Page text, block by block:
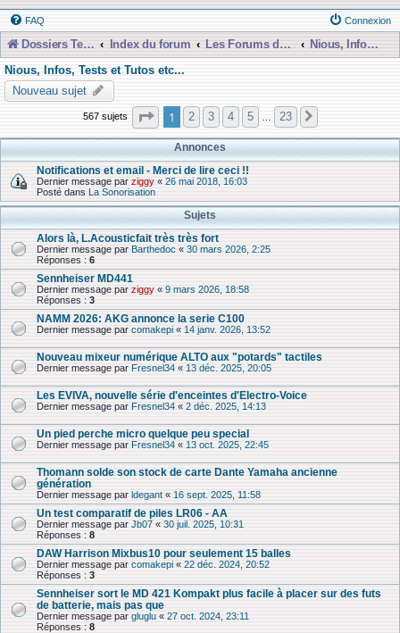
FAQ Connexion
Dossiers Techniques Index du forum Les Forums de Discussions
Nious, Infos, Tests et Tutos etc...
Nious, Infos, Tests et Tutos etc...
Nouveau sujet
567 sujets Page 1sur23
1 2 3 4 5 23
Annonces
Notifications et email - Merci de lire ceci !!
Dernier message par ziggy « 26 mai 2018, 16:03
Posté dans La Sonorisation
Sujets
Alors là, L.Acousticfait très très fort
Dernier message par Barthedoc « 30 mars 2026, 2:25
Réponses : 6
Sennheiser MD441
Dernier message par ziggy « 9 mars 2026, 18:58
Réponses : 3
NAMM 2026: AKG annonce la serie C100
Dernier message par comakepi « 14 janv. 2026, 13:52
Nouveau mixeur numérique ALTO aux "potards" tactiles
Dernier message par Fresnel34 « 13 déc. 2025, 20:05
Les EVIVA, nouvelle série d'enceintes d'Electro-Voice
Dernier message par Fresnel34 « 2 déc. 2025, 14:13
Un pied perche micro quelque peu special
Dernier message par Fresnel34 « 13 oct. 2025, 22:45
Thomann solde son stock de carte Dante Yamaha ancienne
génération
Dernier message par ldegant « 16 sept. 2025, 11:58
Un test comparatif de piles LR06 - AA
Dernier message par Jb07 « 30 juil. 2025, 10:31
Réponses : 8
DAW Harrison Mixbus10 pour seulement 15 balles
Dernier message par comakepi « 22 déc. 2024, 20:52
Réponses : 3
Sennheiser sort le MD 421 Kompakt plus facile à placer sur des futs
de batterie, mais pas que
Dernier message par gluglu « 27 oct. 2024, 23:11
Réponses : 8